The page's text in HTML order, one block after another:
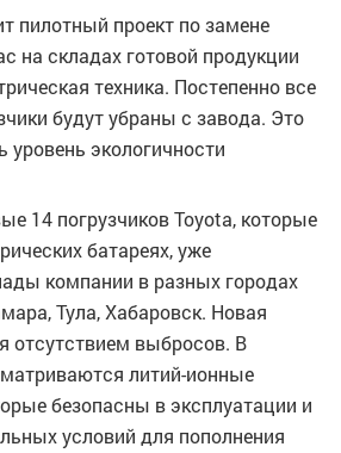
пилотный проект по замене
на складах готовой продукции
техника. Постепенно все
будут убраны с завода. Это
уровень экологичности
14 погрузчиков Toyota, которые
батареях, уже
компании в разных городах
Тула, Хабаровск. Новая
отсутствием выбросов. В
литий-ионные
безопасны в эксплуатации и
условий для пополнения